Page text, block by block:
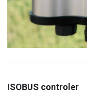
ISOBUS controler